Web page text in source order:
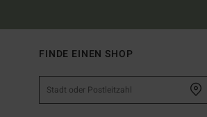
FINDE EINEN SHOP